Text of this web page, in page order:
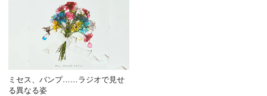
ミセス、バンプ……ラジオで見せ
る異なる姿